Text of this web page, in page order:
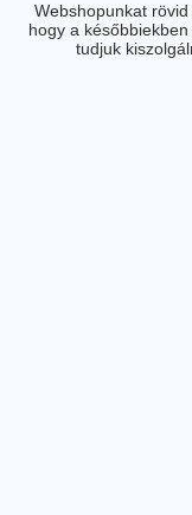
Webshopunkat
hogy a
tudjuk